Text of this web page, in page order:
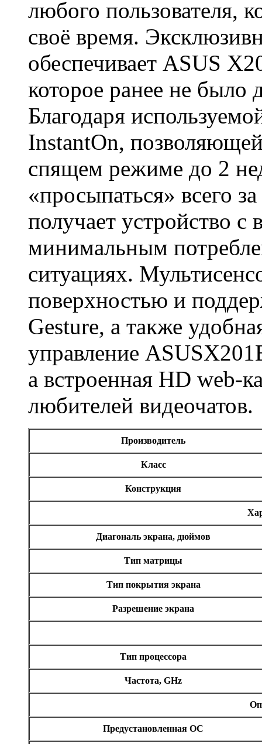
Senkatel
Smartpc
Solarwind
Sony(26)
Speed-link
Steelseries
Supercomp
Sven
Systemnik
Texet
Toshiba(6)
Trust
Tt esports
Verbatim
Viewsonic
Vt computers
Wibtek
Zalman
Zotac
Ай ти лайн
любого пользователя,
своё время.
обеспечивает ASUS
которое ранее не было
Благодаря
InstantOn,
спящем режиме до 2
«просыпаться» всего
получает устройство
минимальным
ситуациях.
поверхностью и
Gesture, а также
управление
а встроенная HD web-
любителей видеочатов.
Производитель
Класс
Конструкция
Диагональ экрана, дюймов
Тип матрицы
Тип покрытия экрана
Разрешение экрана
Тип процессора
Частота, GHz
Предустановленная ОС